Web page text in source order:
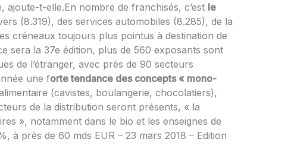
ajoute-t-elle.En nombre de franchisés, c’est le
(8.319), des services automobiles (8.285), de la
créneaux toujours plus pointus à destination de
sera la 37e édition, plus de 560 exposants sont
de l’étranger, avec près de 90 secteurs
une forte tendance des concepts « mono-
(cavistes, boulangerie, chocolatiers),
de la distribution seront présents, « la
», notamment dans le bio et les enseignes de
à près de 60 mds EUR – 23 mars 2018 – Edition